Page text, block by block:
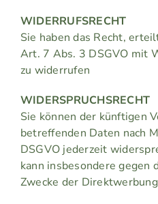
WIDERRUFSRECHT
Sie haben das Recht,
Art. 7 Abs. 3 DSGVO mit
zu widerrufen
WIDERSPRUCHSRECHT
Sie können der künftigen
betreffenden Daten nach
DSGVO jederzeit
kann insbesondere gegen
Zwecke der